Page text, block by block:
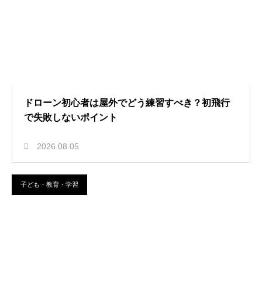
ドローン初心者は屋外でどう練習すべき？初飛行
で失敗しないポイント
2026.08.05
子ども・教育・学習